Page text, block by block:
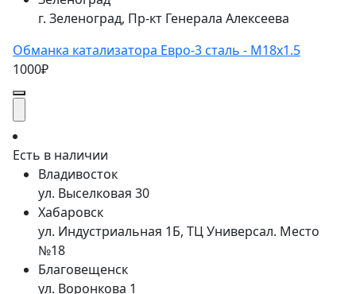
г. Зеленоград, Пр-кт Генерала Алексеева
Обманка катализатора Евро-3 сталь - M18x1.5
1000₽
Есть в наличии
Владивосток
ул. Выселковая 30
Хабаровск
ул. Индустриальная 1Б, ТЦ Универсал. Место
№18
Благовещенск
ул. Воронкова 1